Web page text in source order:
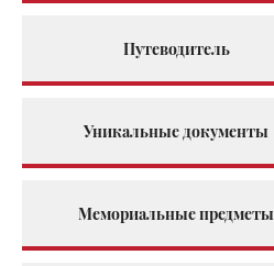
Путеводитель
Уникальные документы
Мемориальные предметы